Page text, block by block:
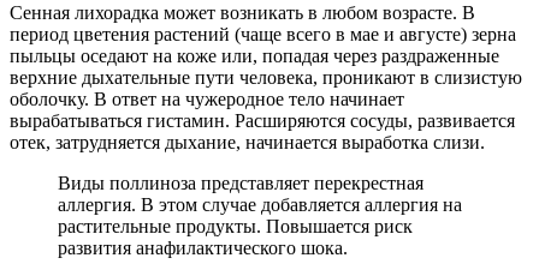
Сенная лихорадка может возникать в любом возрасте. В
период цветения растений (чаще всего в мае и августе) зерна
пыльцы оседают на коже или, попадая через раздраженные
верхние дыхательные пути человека, проникают в слизистую
оболочку. В ответ на чужеродное тело начинает
вырабатываться гистамин. Расширяются сосуды, развивается
отек, затрудняется дыхание, начинается выработка слизи.
Виды поллиноза представляет перекрестная
аллергия. В этом случае добавляется аллергия на
растительные продукты. Повышается риск
развития анафилактического шока.